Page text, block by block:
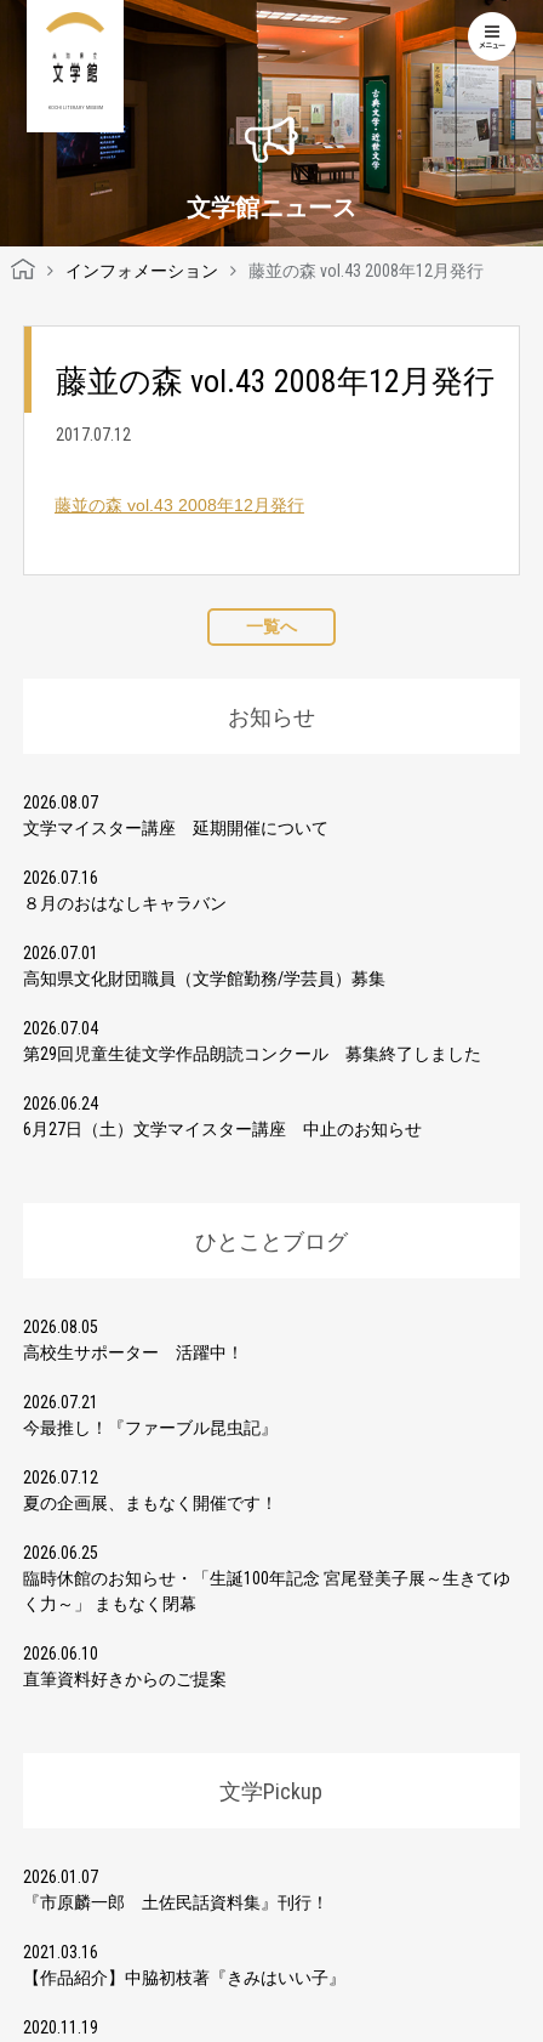
KOCHI LITERARY MUSEUM
文学館ニュース
インフォメーション 藤並の森 vol.43 2008年12月発行
藤並の森 vol.43 2008年12月発行
2017.07.12
藤並の森 vol.43 2008年12月発行
一覧へ
お知らせ
2026.08.07
文学マイスター講座 延期開催について
2026.07.16
８月のおはなしキャラバン
2026.07.01
高知県文化財団職員（文学館勤務/学芸員）募集
2026.07.04
第29回児童生徒文学作品朗読コンクール 募集終了しました
2026.06.24
6月27日（土）文学マイスター講座 中止のお知らせ
ひとことブログ
2026.08.05
高校生サポーター 活躍中！
2026.07.21
今最推し！『ファーブル昆虫記』
2026.07.12
夏の企画展、まもなく開催です！
2026.06.25
臨時休館のお知らせ・「生誕100年記念 宮尾登美子展～生きてゆ
く力～」 まもなく閉幕
2026.06.10
直筆資料好きからのご提案
文学Pickup
2026.01.07
『市原麟一郎 土佐民話資料集』刊行！
2021.03.16
【作品紹介】中脇初枝著『きみはいい子』
2020.11.19